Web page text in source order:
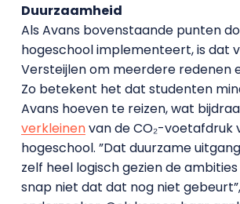
Duurzaamheid
Als Avans bovenstaande punten
hogeschool implementeert, is dat
Versteijlen om meerdere redenen
Zo betekent het dat studenten
Avans hoeven te reizen, wat
verkleinenvan de CO₂-voetafdruk
hogeschool. ”Dat duurzame
zelf heel logisch gezien de ambities
snap niet dat dat nog niet